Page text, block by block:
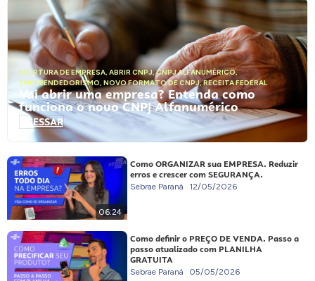
ABERTURA DE EMPRESA, ABRIR CNPJ,CNPJ ALFANUMÉRICO,
EMPREENDEDORISMO, NOVO FORMATO DE CNPJ,RECEITA FEDERAL
Vai abrir uma empresa? Entenda como
funciona o novo CNPJ Alfanumérico
ACESSAR
06:24
Como ORGANIZAR sua EMPRESA. Reduzir
erros e crescer com SEGURANÇA.
Sebrae Paraná 12/05/2026
Como definir o PREÇO DE VENDA. Passo a
passo atualizado com PLANILHA
GRATUITA
Sebrae Paraná 05/05/2026